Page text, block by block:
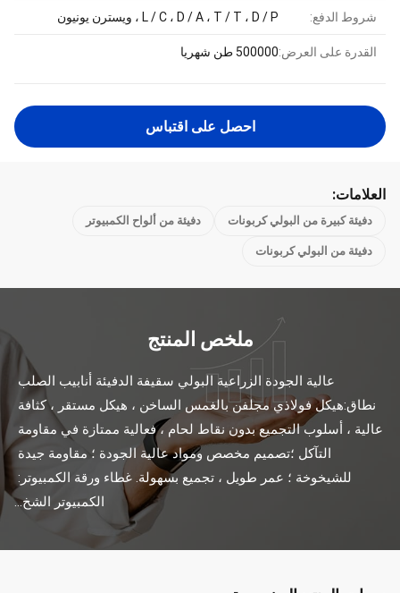
شروط الدفع: L / C ، D / A ، T / T ، D / P ، ويسترن يونيون
القدرة على العرض:500000 طن شهريا
احصل على اقتباس
العلامات:
دفيئة كبيرة من البولي كربونات دفيئة من ألواح الكمبيوتر
دفيئة من البولي كربونات
ملخص المنتج
الكمبيوتر الشخ...